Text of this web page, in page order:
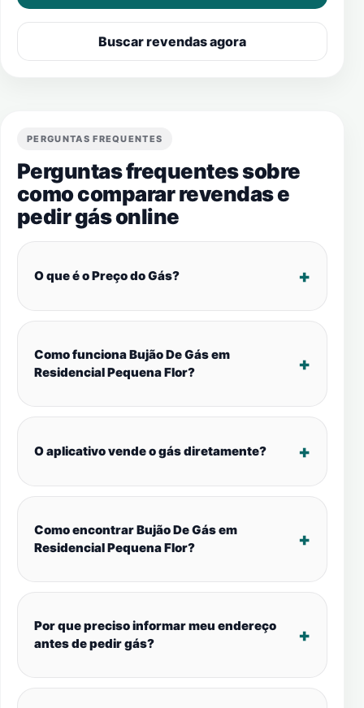
Buscar revendas agora
PERGUNTAS FREQUENTES
Perguntas frequentes sobre
como comparar revendas e
pedir gás online
O que é o Preço do Gás?
Como funciona Bujão De Gás em
Residencial Pequena Flor?
O aplicativo vende o gás diretamente?
Como encontrar Bujão De Gás em
Residencial Pequena Flor?
Por que preciso informar meu endereço
antes de pedir gás?